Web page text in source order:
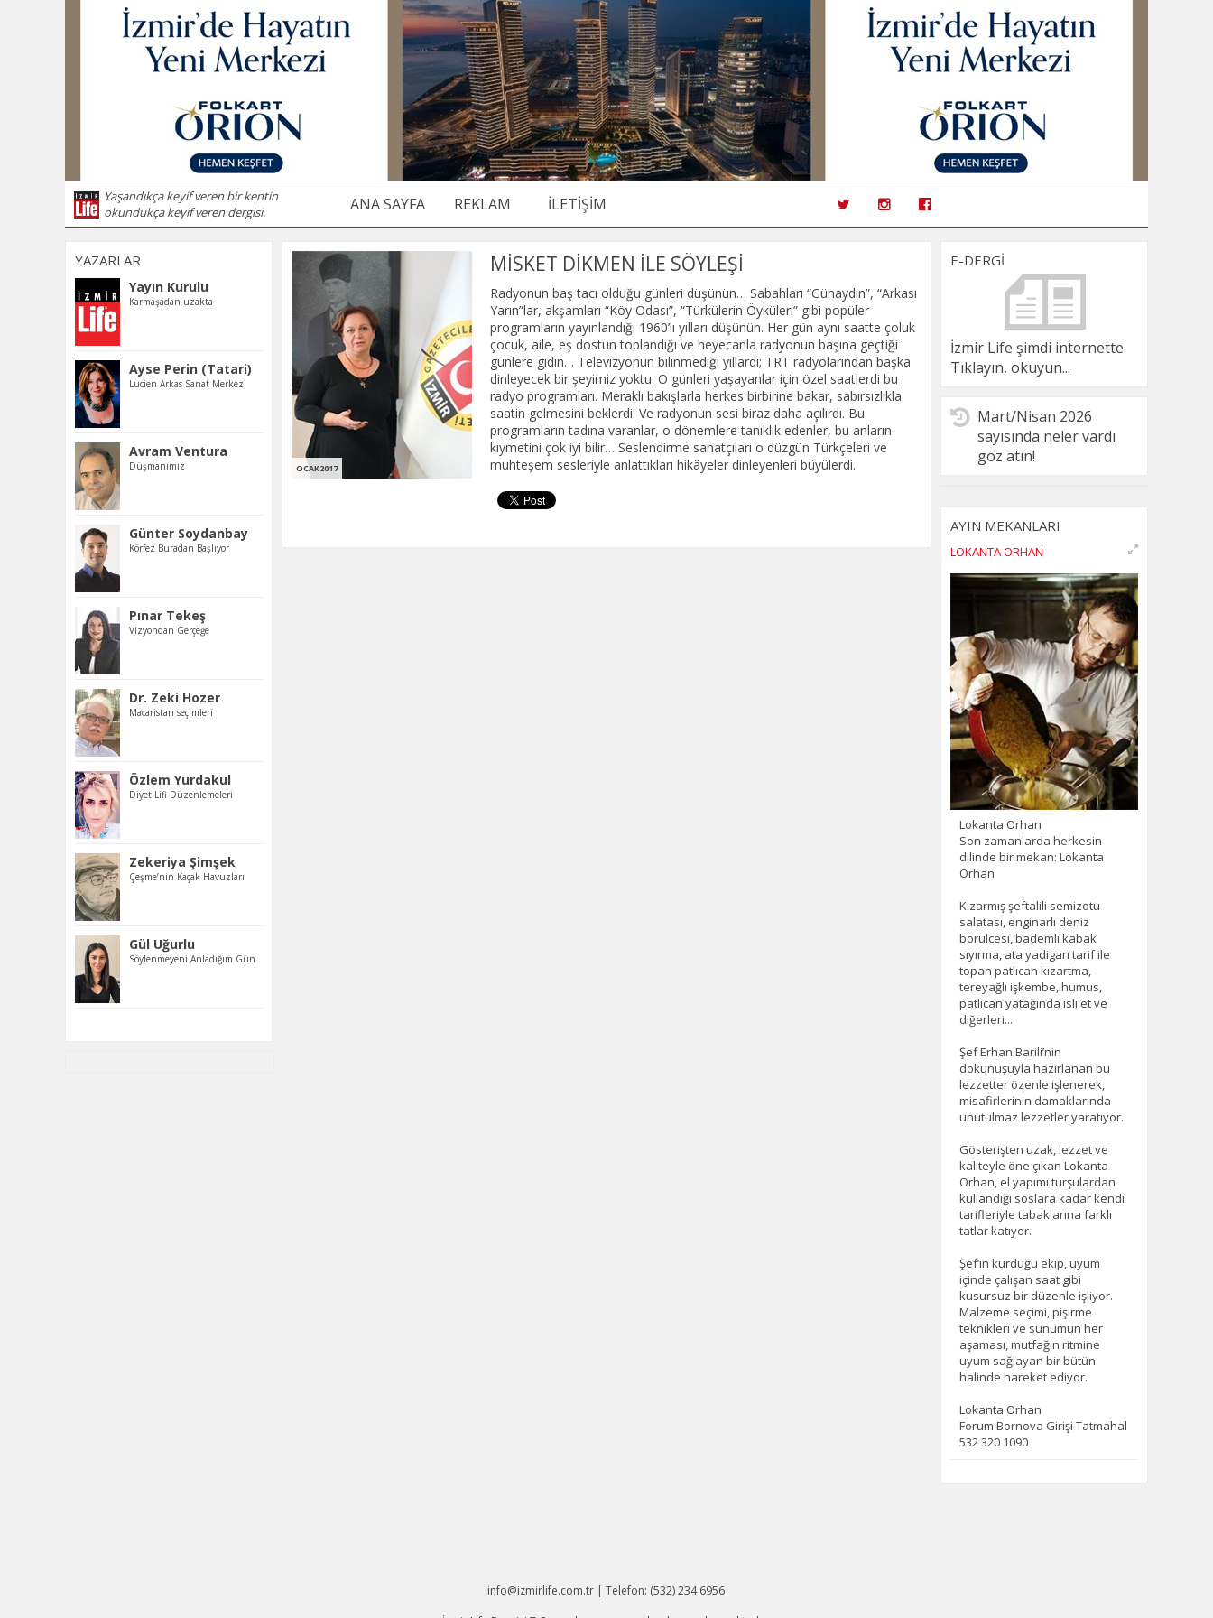
Yaşandıkça keyif veren bir kentin
okundukça keyif veren dergisi.
ANA SAYFA REKLAM İLETİŞİM
YAZARLAR
Yayın Kurulu
Karmaşadan uzakta
Ayse Perin (Tatari)
Lucien Arkas Sanat Merkezi
Avram Ventura
Düşmanımız
Günter Soydanbay
Körfez Buradan Başlıyor
Pınar Tekeş
Vizyondan Gerçeğe
Dr. Zeki Hozer
Macaristan seçimleri
Özlem Yurdakul
Diyet Lifi Düzenlemeleri
Zekeriya Şimşek
Çeşme’nin Kaçak Havuzları
Gül Uğurlu
Söylenmeyeni Anladığım Gün
OCAK2017
MİSKET DİKMEN İLE SÖYLEŞİ
Radyonun baş tacı olduğu günleri düşünün… Sabahları “Günaydın”, “Arkası
Yarın”lar, akşamları “Köy Odası”, “Türkülerin Öyküleri” gibi popüler
programların yayınlandığı 1960’lı yılları düşünün. Her gün aynı saatte çoluk
çocuk, aile, eş dostun toplandığı ve heyecanla radyonun başına geçtiği
günlere gidin… Televizyonun bilinmediği yıllardı; TRT radyolarından başka
dinleyecek bir şeyimiz yoktu. O günleri yaşayanlar için özel saatlerdi bu
radyo programları. Meraklı bakışlarla herkes birbirine bakar, sabırsızlıkla
saatin gelmesini beklerdi. Ve radyonun sesi biraz daha açılırdı. Bu
programların tadına varanlar, o dönemlere tanıklık edenler, bu anların
kıymetini çok iyi bilir… Seslendirme sanatçıları o düzgün Türkçeleri ve
muhteşem sesleriyle anlattıkları hikâyeler dinleyenleri büyülerdi.
E-DERGİ
İzmir Life şimdi internette.
Tıklayın, okuyun...
Mart/Nisan 2026
sayısında neler vardı
göz atın!
AYIN MEKANLARI
LOKANTA ORHAN
Lokanta Orhan
Son zamanlarda herkesin
dilinde bir mekan: Lokanta
Orhan
Kızarmış şeftalili semizotu
salatası, enginarlı deniz
börülcesi, bademli kabak
sıyırma, ata yadigarı tarif ile
topan patlıcan kızartma,
tereyağlı işkembe, humus,
patlıcan yatağında isli et ve
diğerleri...
Şef Erhan Barili’nin
dokunuşuyla hazırlanan bu
lezzetter özenle işlenerek,
misafirlerinin damaklarında
unutulmaz lezzetler yaratıyor.
Gösterişten uzak, lezzet ve
kaliteyle öne çıkan Lokanta
Orhan, el yapımı turşulardan
kullandığı soslara kadar kendi
tarifleriyle tabaklarına farklı
tatlar katıyor.
Şef’in kurduğu ekip, uyum
içinde çalışan saat gibi
kusursuz bir düzenle işliyor.
Malzeme seçimi, pişirme
teknikleri ve sunumun her
aşaması, mutfağın ritmine
uyum sağlayan bir bütün
halinde hareket ediyor.
Lokanta Orhan
Forum Bornova Girişi Tatmahal
info@izmirlife.com.tr | Telefon: (532) 234 6956